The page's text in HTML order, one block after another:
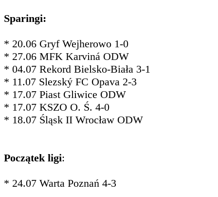
Sparingi:
* 20.06 Gryf Wejherowo 1-0
* 27.06 MFK Karviná ODW
* 04.07 Rekord Bielsko-Biała 3-1
* 11.07 Slezský FC Opava 2-3
* 17.07 Piast Gliwice ODW
* 17.07 KSZO O. Ś. 4-0
* 18.07 Śląsk II Wrocław ODW
Początek ligi:
* 24.07 Warta Poznań 4-3